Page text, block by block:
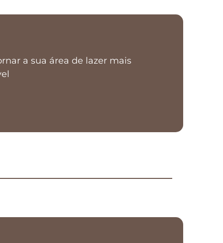
a sua área de lazer mais